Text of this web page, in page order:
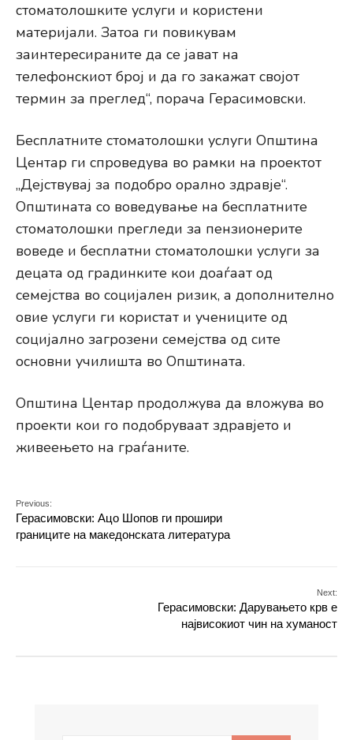
стоматолошките услуги и користени
материјали. Затоа ги повикувам
заинтересираните да се јават на
телефонскиот број и да го закажат својот
термин за преглед“, порача Герасимовски.
Бесплатните стоматолошки услуги Општина
Центар ги спроведува во рамки на проектот
„Дејствувај за подобро орално здравје“.
Општината со воведување на бесплатните
стоматолошки прегледи за пензионерите
воведе и бесплатни стоматолошки услуги за
децата од градинките кои доаѓаат од
семејства во социјален ризик, а дополнително
овие услуги ги користат и учениците од
социјално загрозени семејства од сите
основни училишта во Општината.
Општина Центар продолжува да вложува во
проекти кои го подобруваат здравјето и
живеењето на граѓаните.
Previous:
Герасимовски: Ацо Шопов ги прошири
границите на македонската литература
Next:
Герасимовски: Дарувањето крв е
највисокиот чин на хуманост